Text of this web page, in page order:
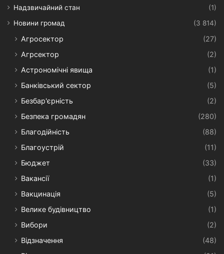
Надзвичайний стан
(1)
Новини громад
(3 814)
Агросектор
(27)
Агрсектор
(2)
Астрономічні явища
(1)
Банківський сектор
(5)
Безбар'єрність
(2)
Безпека громадян
(280)
Благодійність
(88)
Благоустрій
(11)
Бюджет
(33)
Вакансії
(1)
Вакцинація
(5)
Велике будівництво
(1)
Вибори
(2)
Відзначення
(48)